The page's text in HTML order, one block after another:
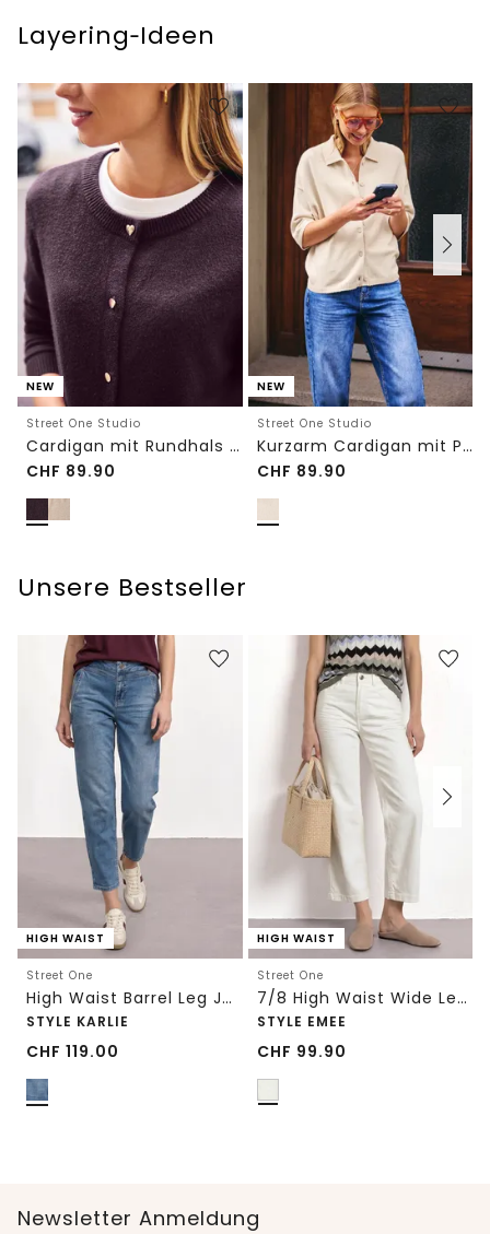
Layering‑Ideen
NEW
Street One Studio
Cardigan mit Rundhals und Knöpfen
CHF 89.90
NEW
Street One Studio
Kurzarm Cardigan mit Polokragen
CHF 89.90
Unsere Bestseller
HIGH WAIST
Street One
High Waist Barrel Leg Jeans im Loose Fit
STYLE KARLIE
CHF 119.00
HIGH WAIST
Street One
7/8 High Waist Wide Leg Jeans im Loose Fit
STYLE EMEE
CHF 99.90
Newsletter Anmeldung